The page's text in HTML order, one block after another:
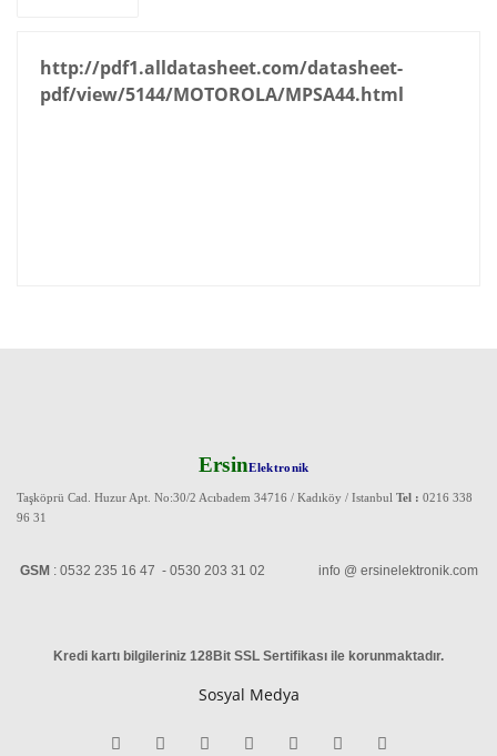
http://pdf1.alldatasheet.com/datasheet-
pdf/view/5144/MOTOROLA/MPSA44.html
ErsinElektronik
Taşköprü Cad. Huzur Apt. No:30/2 Acıbadem 34716 / Kadıköy / Istanbul Tel : 0216 338
96 31
GSM : 0532 235 16 47 - 0530 203 31 02 info @ ersinelektronik.com
Kredi kartı bilgileriniz 128Bit SSL Sertifikası ile korunmaktadır.
Sosyal Medya